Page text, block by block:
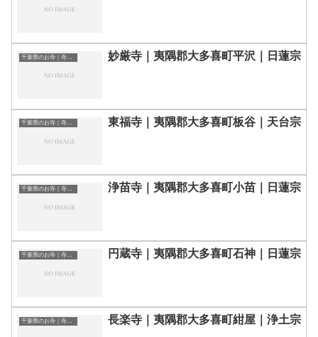
千葉県のお寺｜寺院一覧 妙厳寺｜夷隅郡大多喜町平沢｜日蓮宗
千葉県のお寺｜寺院一覧 東福寺｜夷隅郡大多喜町板谷｜天台宗
千葉県のお寺｜寺院一覧 浄苗寺｜夷隅郡大多喜町小苗｜日蓮宗
千葉県のお寺｜寺院一覧 円蔵寺｜夷隅郡大多喜町石神｜日蓮宗
千葉県のお寺｜寺院一覧 長楽寺｜夷隅郡大多喜町紺屋｜浄土宗